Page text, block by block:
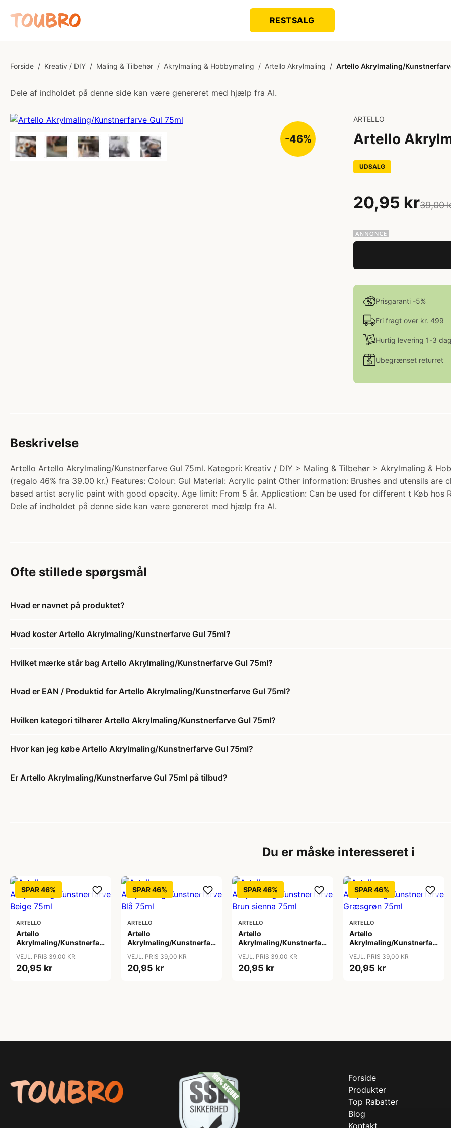
RESTSALG
Forside / Kreativ / DIY / Maling & Tilbehør / Akrylmaling & Hobbymaling / Artello Akrylmaling / Artello Akrylmaling/
Dele af indholdet på denne side kan være genereret med hjælp fra AI.
-46%
ARTELLO
Artello
UDSALG
20,95 kr39,00
Prisgaranti -5%
Fri fragt over kr. 499
Hurtig levering 1-3
Ubegrænset returret
Beskrivelse
Artello Artello Akrylmaling/Kunstnerfarve Gul 75ml. Kategori: Kreativ / DIY > Maling & Tilbehør > Akrylmaling &
(regalo 46% fra 39.00 kr.) Features: Colour: Gul Material: Acrylic paint Other information: Brushes and utensils are
based artist acrylic paint with good opacity. Age limit: From 5 år. Application: Can be used for different t Køb hos
Dele af indholdet på denne side kan være genereret med hjælp fra AI.
Ofte stillede spørgsmål
Hvad er navnet på produktet?
Hvad koster Artello Akrylmaling/Kunstnerfarve Gul 75ml?
Hvilket mærke står bag Artello Akrylmaling/Kunstnerfarve Gul 75ml?
Hvad er EAN / Produktid for Artello Akrylmaling/Kunstnerfarve Gul 75ml?
Hvilken kategori tilhører Artello Akrylmaling/Kunstnerfarve Gul 75ml?
Hvor kan jeg købe Artello Akrylmaling/Kunstnerfarve Gul 75ml?
Er Artello Akrylmaling/Kunstnerfarve Gul 75ml på tilbud?
Du er måske interesseret i
SPAR 46%
ARTELLO
Artello
Akrylmaling/Kunstnerfarve
VEJL. PRIS 39,00 KR
20,95 kr
SPAR 46%
ARTELLO
Artello
Akrylmaling/Kunstnerfarve
VEJL. PRIS 39,00 KR
20,95 kr
SPAR 46%
ARTELLO
Artello
Akrylmaling/Kunstnerfarve
VEJL. PRIS 39,00 KR
20,95 kr
SPAR 46%
ARTELLO
Artello
Akrylmaling/Kunstnerfarve
VEJL. PRIS 39,00 KR
20,95 kr
Forside
Produkter
Top Rabatter
Blog
Kontakt